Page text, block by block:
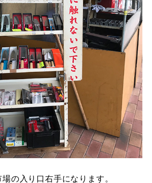
の入り口右手になります。